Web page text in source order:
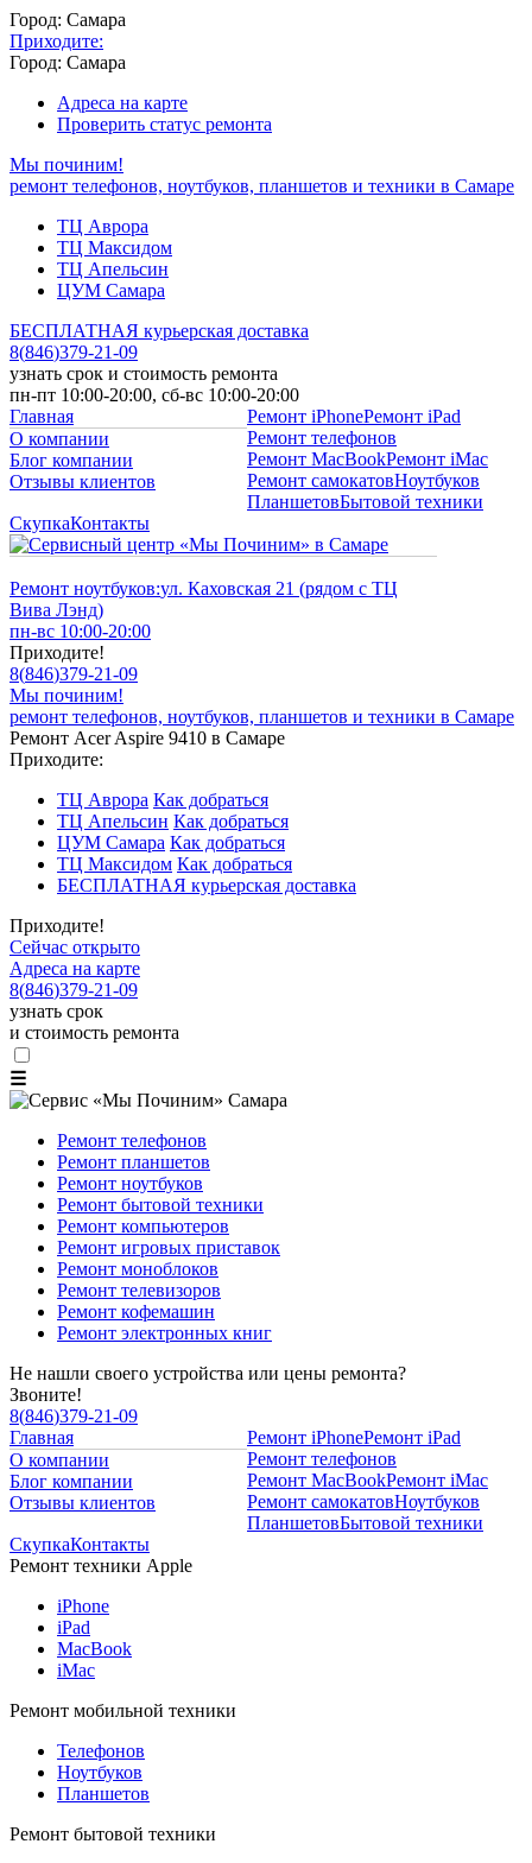
Город: Самара
Приходите:
Город: Самара
Адреса на карте
Проверить статус ремонта
Мы починим!
ремонт телефонов, ноутбуков, планшетов и техники в Самаре
ТЦ Аврора
ТЦ Максидом
ТЦ Апельсин
ЦУМ Самара
БЕСПЛАТНАЯ курьерская доставка
8(846)379-21-09
узнать срок и стоимость ремонта
пн-пт 10:00-20:00, сб-вс 10:00-20:00
Главная
О компании
Блог компании
Отзывы клиентов
Ремонт iPhoneРемонт iPad
Ремонт телефонов
Ремонт MacBookРемонт iMac
Ремонт самокатовНоутбуков
ПланшетовБытовой техники
СкупкаКонтакты
Ремонт ноутбуков:ул. Каховская 21 (рядом с ТЦ
Вива Лэнд)
пн-вс 10:00-20:00
Приходите!
8(846)379-21-09
Мы починим!
ремонт телефонов, ноутбуков, планшетов и техники в Самаре
Ремонт Acer Aspire 9410 в Самаре
Приходите:
ТЦ Аврора Как добраться
ТЦ Апельсин Как добраться
ЦУМ Самара Как добраться
ТЦ Максидом Как добраться
БЕСПЛАТНАЯ курьерская доставка
Приходите!
Сейчас открыто
Адреса на карте
8(846)379-21-09
узнать срок
и стоимость ремонта
☰
Ремонт телефонов
Ремонт планшетов
Ремонт ноутбуков
Ремонт бытовой техники
Ремонт компьютеров
Ремонт игровых приставок
Ремонт моноблоков
Ремонт телевизоров
Ремонт кофемашин
Ремонт электронных книг
Не нашли своего устройства или цены ремонта?
Звоните!
8(846)379-21-09
Главная
О компании
Блог компании
Отзывы клиентов
Ремонт iPhoneРемонт iPad
Ремонт телефонов
Ремонт MacBookРемонт iMac
Ремонт самокатовНоутбуков
ПланшетовБытовой техники
СкупкаКонтакты
Ремонт техники Apple
iPhone
iPad
MacBook
iMac
Ремонт мобильной техники
Телефонов
Ноутбуков
Планшетов
Ремонт бытовой техники